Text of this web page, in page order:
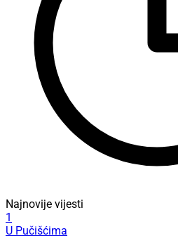
Najnovije vijesti
1
U Pučišćima